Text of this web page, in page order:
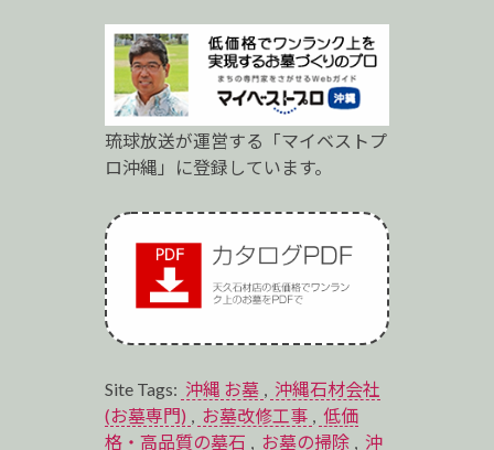
琉球放送が運営する「マイベストプ
ロ沖縄」に登録しています。
Site Tags: 沖縄 お墓 , 沖縄石材会社
(お墓専門) , お墓改修工事 , 低価
格・高品質の墓石 , お墓の掃除 , 沖